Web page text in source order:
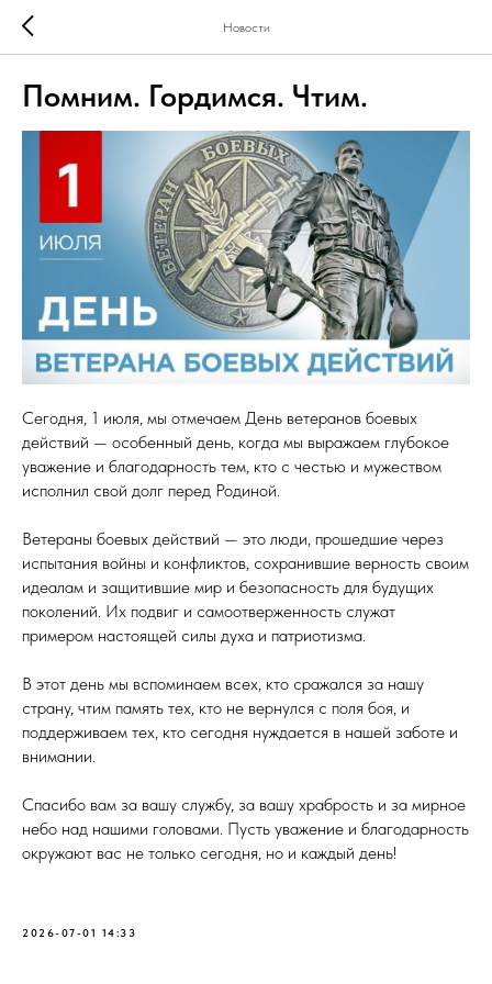
Новости
Помним. Гордимся. Чтим.
Сегодня, 1 июля, мы отмечаем День ветеранов боевых
действий — особенный день, когда мы выражаем глубокое
уважение и благодарность тем, кто с честью и мужеством
исполнил свой долг перед Родиной.
Ветераны боевых действий — это люди, прошедшие через
испытания войны и конфликтов, сохранившие верность своим
идеалам и защитившие мир и безопасность для будущих
поколений. Их подвиг и самоотверженность служат
примером настоящей силы духа и патриотизма.
В этот день мы вспоминаем всех, кто сражался за нашу
страну, чтим память тех, кто не вернулся с поля боя, и
поддерживаем тех, кто сегодня нуждается в нашей заботе и
внимании.
Спасибо вам за вашу службу, за вашу храбрость и за мирное
небо над нашими головами. Пусть уважение и благодарность
окружают вас не только сегодня, но и каждый день!
2026-07-01 14:33